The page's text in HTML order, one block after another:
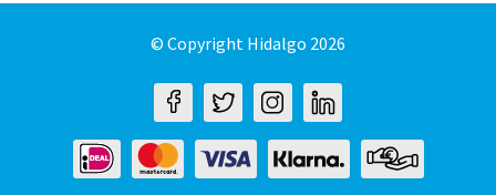
© Copyright Hidalgo 2026